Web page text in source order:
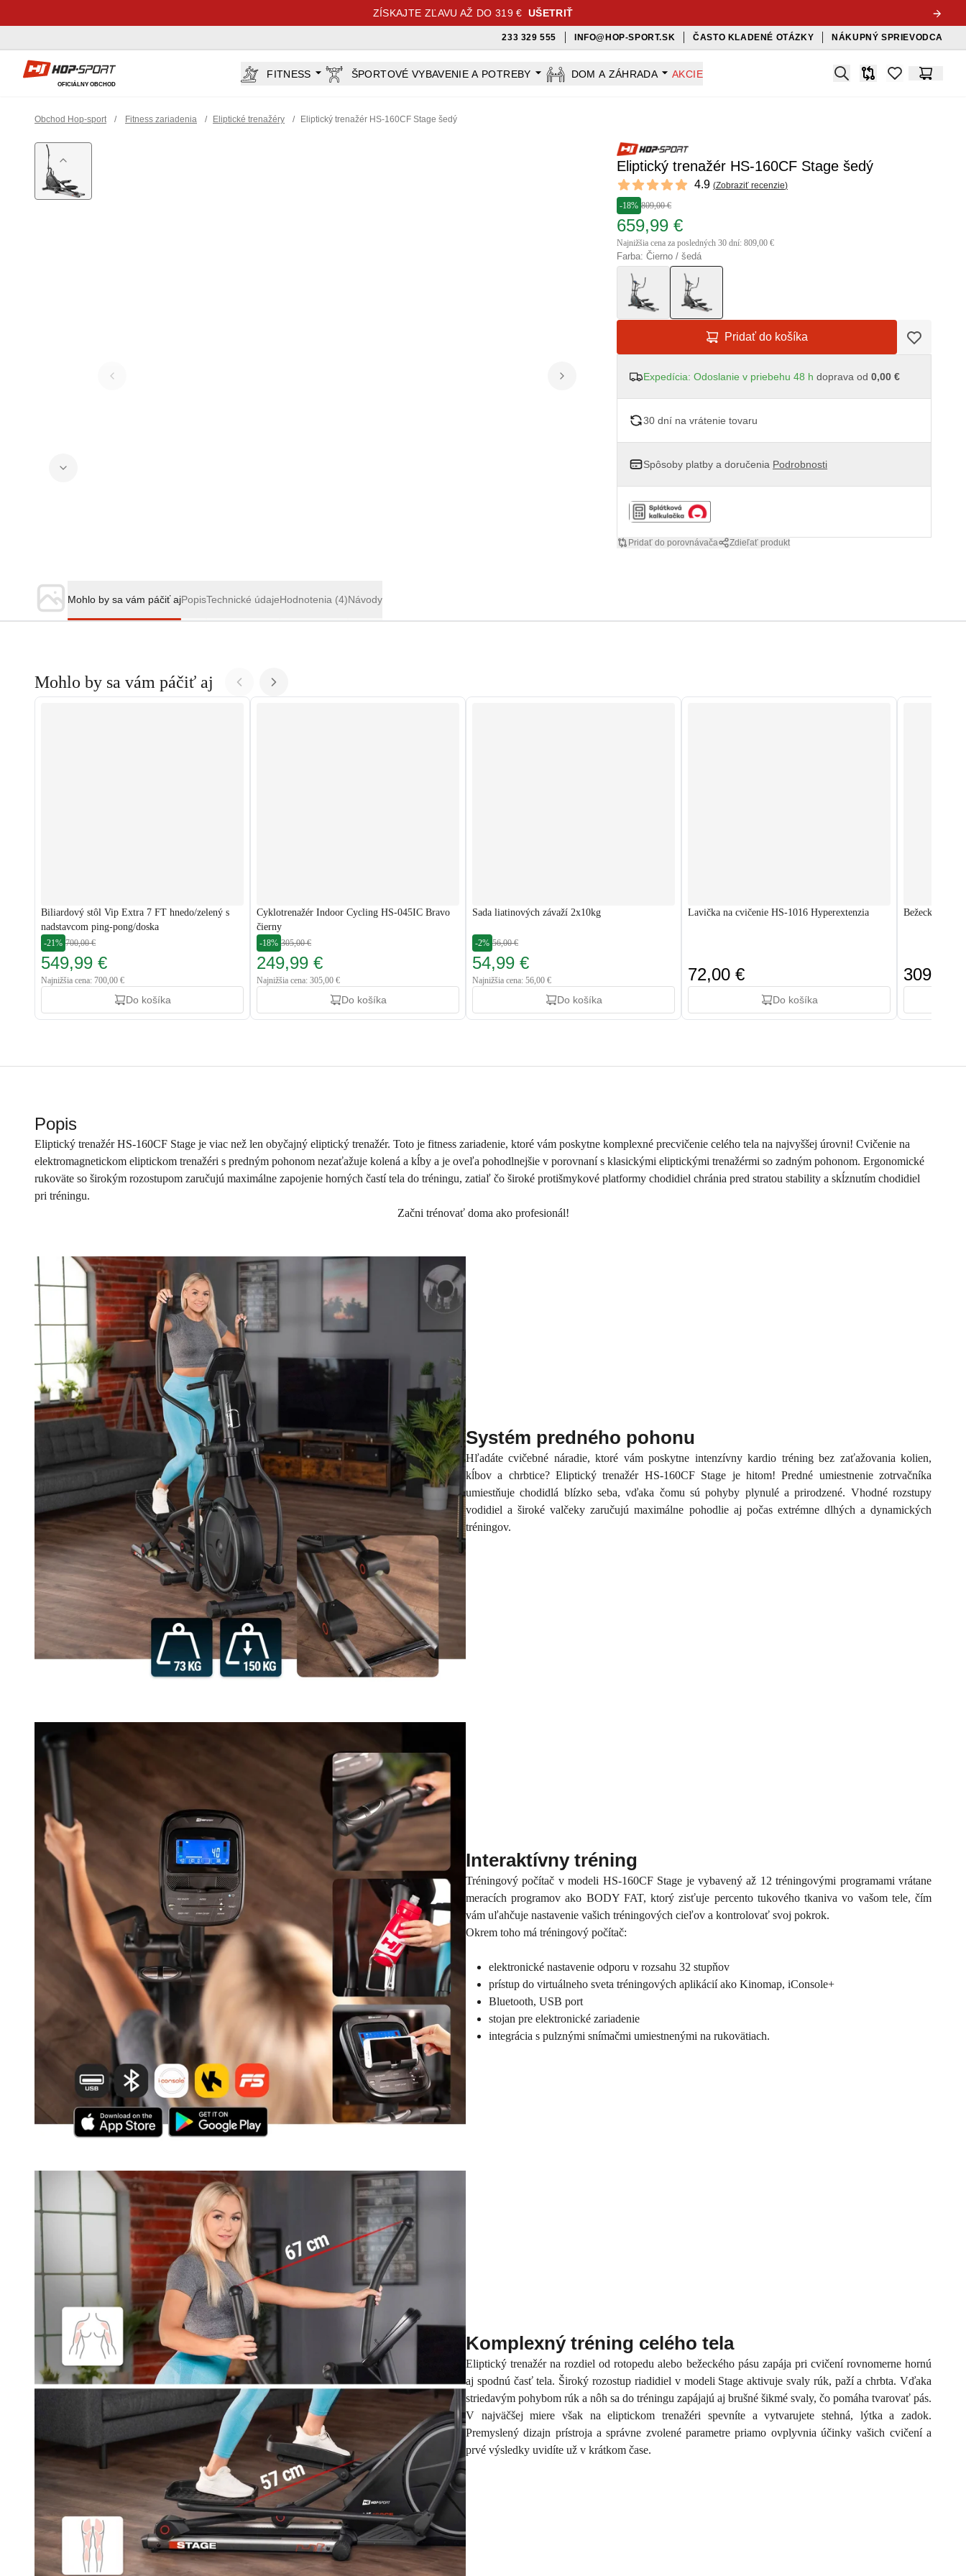
ZÍSKAJTE ZĽAVU AŽ DO 319 € UŠETRIŤ
233 329 555 INFO@HOP-SPORT.SK ČASTO KLADENÉ OTÁZKY NÁKUPNÝ SPRIEVODCA
Hop-Sport.sk
OFICIÁLNY OBCHOD
FITNESS ŠPORTOVÉ VYBAVENIE A POTREBY DOM A ZÁHRADA AKCIE Search
Porovnávač
items inKošík
Obchod Hop-sport / Fitness zariadenia / Eliptické trenažéry / Eliptický trenažér HS-160CF Stage šedý
Eliptický trenažér HS-160CF Stage šedý
Reviews
4.9 out of 5 stars 4.9 (Zobraziť recenzie)
-18% 809,00 €
659,99 €
Najnižšia cena za posledných 30 dní: 809,00 €
Farba: Čierno / šedá
Pridať do košíka
Expedícia: Odoslanie v priebehu 48 h doprava od 0,00 €
30 dní na vrátenie tovaru
Spôsoby platby a doručenia Podrobnosti
Pridať do porovnávača Zdieľať produkt
Mohlo by sa vám páčiť ajPopisTechnické údajeHodnotenia (4)Návody
Mohlo by sa vám páčiť aj
Biliardový stôl Vip Extra 7 FT hnedo/zelený s
nadstavcom ping-pong/doska
-21% 700,00 €
549,99 €
Najnižšia cena: 700,00 €
Do košíka
Cyklotrenažér Indoor Cycling HS-045IC Bravo
čierny
-18% 305,00 €
249,99 €
Najnižšia cena: 305,00 €
Do košíka
Sada liatinových závaží 2x10kg
-2% 56,00 €
54,99 €
Najnižšia cena: 56,00 €
Do košíka
Lavička na cvičenie HS-1016 Hyperextenzia
72,00 €
Do košíka
Bežecký pás
309,00
Popis
Eliptický trenažér HS-160CF Stage je viac než len obyčajný eliptický trenažér. Toto je fitness zariadenie, ktoré vám poskytne komplexné precvičenie celého tela na najvyššej úrovni! Cvičenie na
elektromagnetickom eliptickom trenažéri s predným pohonom nezaťažuje kolená a kĺby a je oveľa pohodlnejšie v porovnaní s klasickými eliptickými trenažérmi so zadným pohonom. Ergonomické
rukoväte so širokým rozostupom zaručujú maximálne zapojenie horných častí tela do tréningu, zatiaľ čo široké protišmykové platformy chodidiel chránia pred stratou stability a skĺznutím chodidiel
pri tréningu.
Začni trénovať doma ako profesionál!
Systém predného pohonu
Hľadáte cvičebné náradie, ktoré vám poskytne intenzívny kardio tréning bez zaťažovania kolien,
kĺbov a chrbtice? Eliptický trenažér HS-160CF Stage je hitom! Predné umiestnenie zotrvačníka
umiestňuje chodidlá blízko seba, vďaka čomu sú pohyby plynulé a prirodzené. Vhodné rozstupy
vodidiel a široké valčeky zaručujú maximálne pohodlie aj počas extrémne dlhých a dynamických
tréningov.
Interaktívny tréning
Tréningový počítač v modeli HS-160CF Stage je vybavený až 12 tréningovými programami vrátane
meracích programov ako BODY FAT, ktorý zisťuje percento tukového tkaniva vo vašom tele, čím
vám uľahčuje nastavenie vašich tréningových cieľov a kontrolovať svoj pokrok.
Okrem toho má tréningový počítač:
elektronické nastavenie odporu v rozsahu 32 stupňov
prístup do virtuálneho sveta tréningových aplikácií ako Kinomap, iConsole+
Bluetooth, USB port
stojan pre elektronické zariadenie
integrácia s pulznými snímačmi umiestnenými na rukovätiach.
Komplexný tréning celého tela
Eliptický trenažér na rozdiel od rotopedu alebo bežeckého pásu zapája pri cvičení rovnomerne hornú
aj spodnú časť tela. Široký rozostup riadidiel v modeli Stage aktivuje svaly rúk, paží a chrbta. Vďaka
striedavým pohybom rúk a nôh sa do tréningu zapájajú aj brušné šikmé svaly, čo pomáha tvarovať pás.
V najväčšej miere však na eliptickom trenažéri spevníte a vytvarujete stehná, lýtka a zadok.
Premyslený dizajn prístroja a správne zvolené parametre priamo ovplyvnia účinky vašich cvičení a
prvé výsledky uvidíte už v krátkom čase.